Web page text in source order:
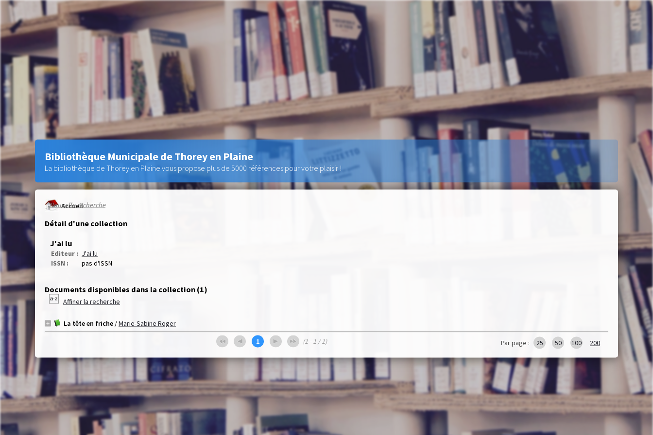
Accueil
Nouvelle recherche
Détail d'une collection
J'ai lu
Editeur : J'ai lu
ISSN :
pas d'ISSN
Documents disponibles dans la collection (1)
Affiner la recherche
La tête en friche /Marie-Sabine Roger
1 (1 - 1 / 1) Par page : 25 50 100 200
Bibliothèque Municipale de Thorey en Plaine
La bibliothèque de Thorey en Plaine vous propose plus de 5000 références pour votre plaisir !